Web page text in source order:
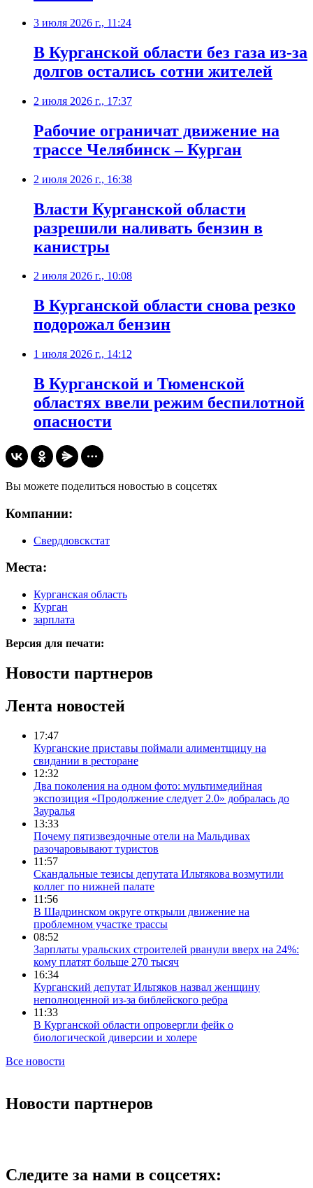
3 июля 2026 г., 11:24
В Курганской области без газа из-за
долгов остались сотни жителей
2 июля 2026 г., 17:37
Рабочие ограничат движение на
трассе Челябинск – Курган
2 июля 2026 г., 16:38
Власти Курганской области
разрешили наливать бензин в
канистры
2 июля 2026 г., 10:08
В Курганской области снова резко
подорожал бензин
1 июля 2026 г., 14:12
В Курганской и Тюменской
областях ввели режим беспилотной
опасности
Вы можете поделиться новостью в соцсетях
Компании:
Свердловскстат
Места:
Курганская область
Курган
зарплата
Версия для печати:
Новости партнеров
Лента новостей
17:47
Курганские приставы поймали алиментщицу на
свидании в ресторане
12:32
Два поколения на одном фото: мультимедийная
экспозиция «Продолжение следует 2.0» добралась до
Зауралья
13:33
Почему пятизвездочные отели на Мальдивах
разочаровывают туристов
11:57
Скандальные тезисы депутата Ильтякова возмутили
коллег по нижней палате
11:56
В Шадринском округе открыли движение на
проблемном участке трассы
08:52
Зарплаты уральских строителей рванули вверх на 24%:
кому платят больше 270 тысяч
16:34
Курганский депутат Ильтяков назвал женщину
неполноценной из-за библейского ребра
11:33
В Курганской области опровергли фейк о
биологической диверсии и холере
Все новости
Новости партнеров
Следите за нами в соцсетях: